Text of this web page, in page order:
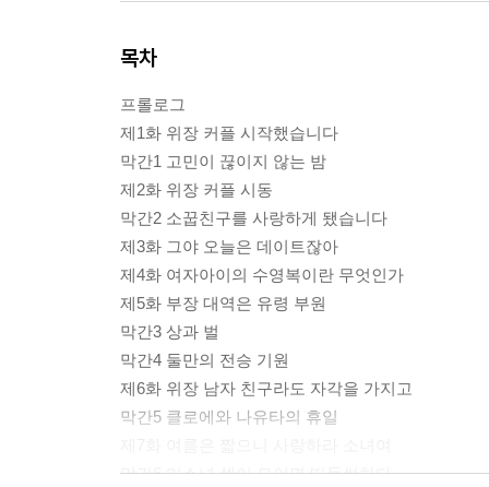
목차
프롤로그
제1화 위장 커플 시작했습니다
막간1 고민이 끊이지 않는 밤
제2화 위장 커플 시동
막간2 소꿉친구를 사랑하게 됐습니다
제3화 그야 오늘은 데이트잖아
제4화 여자아이의 수영복이란 무엇인가
제5화 부장 대역은 유령 부원
막간3 상과 벌
막간4 둘만의 전승 기원
제6화 위장 남자 친구라도 자각을 가지고
막간5 클로에와 나유타의 휴일
막간6 미소녀 셋이 모이면 떠들썩하다